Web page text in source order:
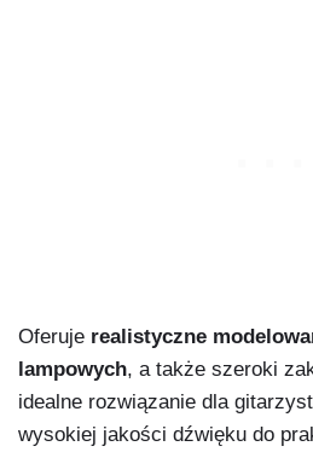
Oferuje realistyczne
lampowych, a także szeroki
idealne rozwiązanie dla
wysokiej jakości dźwięku do